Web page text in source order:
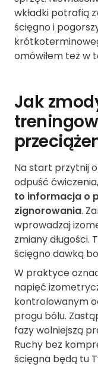
wkładki potrafią
ścięgno i
omówiłem też w
Jak
Na start przytnij
odpuść
to informacja o
zignorowania.
wprowadzaj
zmiany długości.
ścięgno dawką
W praktyce
napięć
kontrolowanym
progu bólu.
fazy wolniejszą
Ruchy bez
ścięgna będą tu